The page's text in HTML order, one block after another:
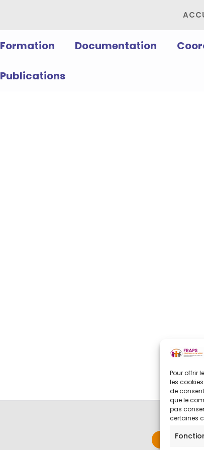
Pour offrir
les
de
que le
pas
certaines
Formation Documentation
Publications
Contact